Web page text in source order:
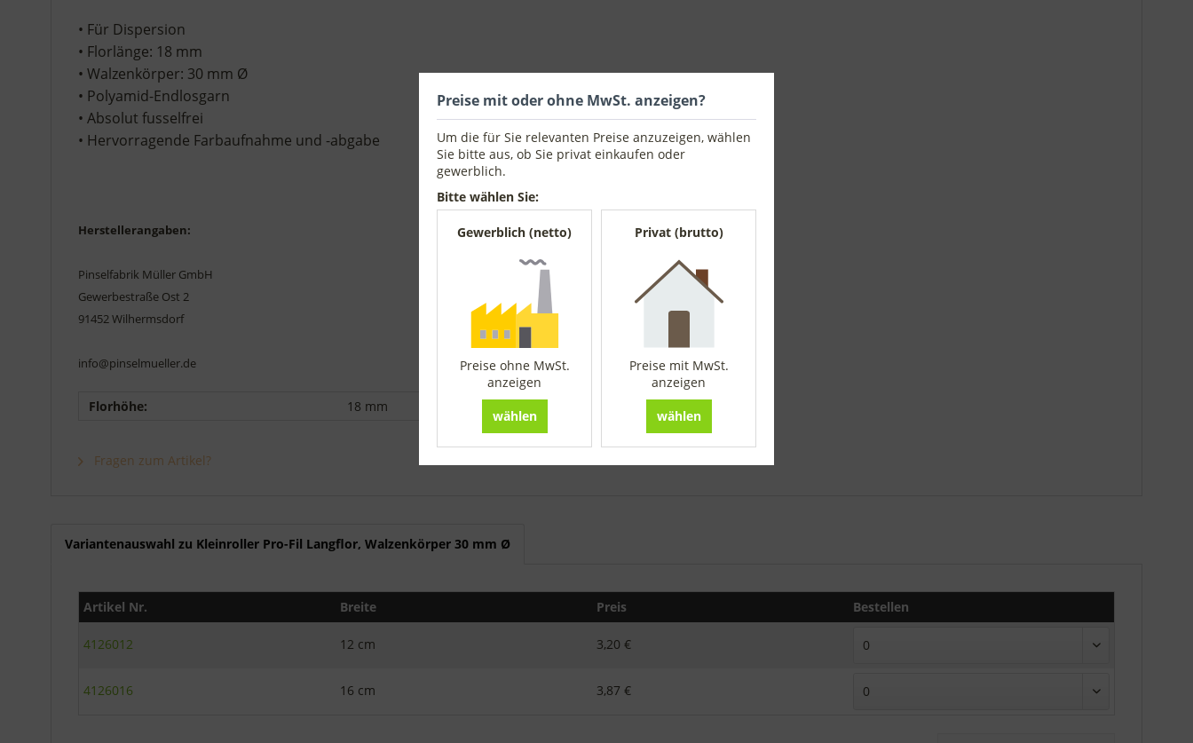
• Für Dispersion
• Florlänge: 18 mm
• Walzenkörper: 30 mm Ø
• Polyamid-Endlosgarn
• Absolut fusselfrei
• Hervorragende Farbaufnahme und -abgabe
Herstellerangaben:
Pinselfabrik Müller GmbH
Gewerbestraße Ost 2
91452 Wilhermsdorf
info@pinselmueller.de
Florhöhe: 18 mm
Fragen zum Artikel?
Variantenauswahl zu Kleinroller Pro-Fil Langflor, Walzenkörper 30 mm Ø
Artikel Nr. Breite Preis Bestellen
4126012 12 cm 3,20 €
4126016 16 cm 3,87 €
Preise mit oder ohne MwSt. anzeigen?
Um die für Sie relevanten Preise anzuzeigen, wählen
Sie bitte aus, ob Sie privat einkaufen oder
gewerblich.
Bitte wählen Sie:
Gewerblich (netto)
Preise ohne MwSt.
anzeigen
wählen
Privat (brutto)
Preise mit MwSt.
anzeigen
wählen